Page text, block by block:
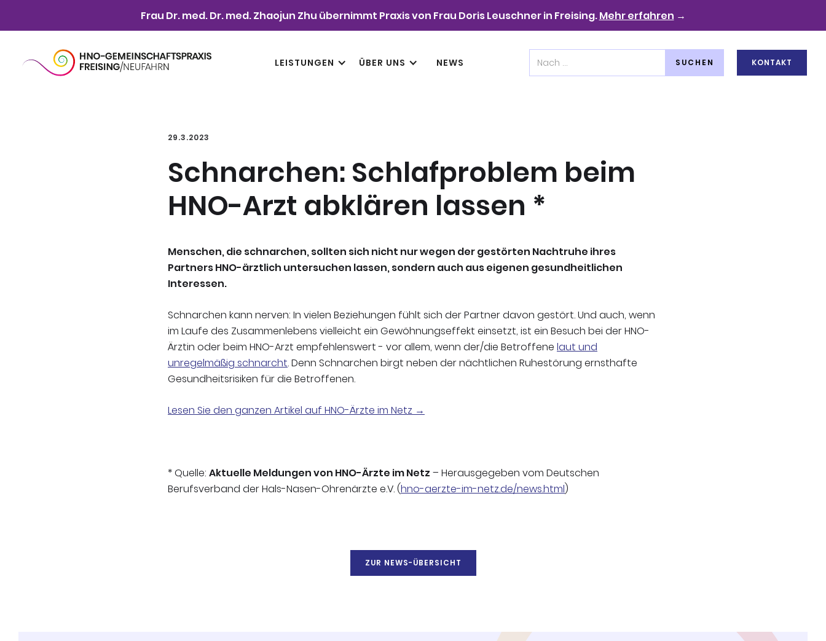
Frau Dr. med. Dr. med. Zhaojun Zhu übernimmt Praxis von Frau Doris Leuschner in Freising.Mehr erfahren →
LEISTUNGEN ÜBER UNS NEWS KONTAKT
29.3.2023
Schnarchen: Schlafproblem beim
HNO-Arzt abklären lassen *
Menschen, die schnarchen, sollten sich nicht nur wegen der gestörten Nachtruhe ihres
Partners HNO-ärztlich untersuchen lassen, sondern auch aus eigenen gesundheitlichen
Interessen.
Schnarchen kann nerven: In vielen Beziehungen fühlt sich der Partner davon gestört. Und auch, wenn
im Laufe des Zusammenlebens vielleicht ein Gewöhnungseffekt einsetzt, ist ein Besuch bei der HNO-
Ärztin oder beim HNO-Arzt empfehlenswert - vor allem, wenn der/die Betroffene laut und
unregelmäßig schnarcht. Denn Schnarchen birgt neben der nächtlichen Ruhestörung ernsthafte
Gesundheitsrisiken für die Betroffenen.
Lesen Sie den ganzen Artikel auf HNO-Ärzte im Netz →
* Quelle: Aktuelle Meldungen von HNO-Ärzte im Netz – Herausgegeben vom Deutschen
Berufsverband der Hals-Nasen-Ohrenärzte e.V. (hno-aerzte-im-netz.de/news.html)
ZUR NEWS-ÜBERSICHT